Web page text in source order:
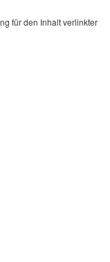
für den Inhalt verlinkter